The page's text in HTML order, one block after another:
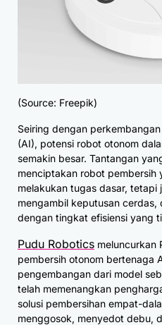
(Source: Freepik)
Seiring dengan
(AI), potensi robot otonom
semakin besar. Tantangan
menciptakan robot pembersih
melakukan tugas dasar,
mengambil keputusan cerdas,
dengan tingkat efisiensi yang
Pudu Robotics meluncurkan
pembersih otonom bertenaga
pengembangan dari model
telah memenangkan
solusi pembersihan empat-
menggosok, menyedot debu,